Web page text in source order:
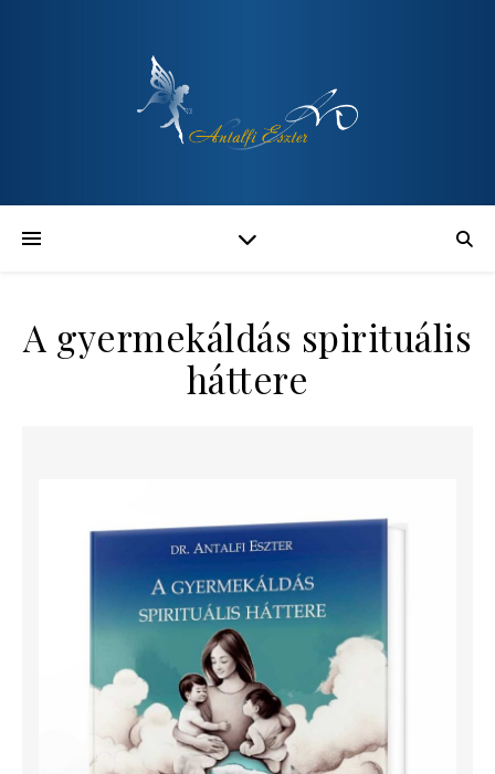
A gyermekáldás spirituális
háttere